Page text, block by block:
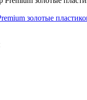
золотые